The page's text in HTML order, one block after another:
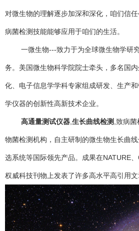
对微生物的理解逐步加深和深化，咱们信
病菌检测技能能够应用于咱们的生活。
一微生物---致力于为全球微生物学研究
务。美国微生物科学院院士牵头，多名国
化、电子信息学学科专家组成研发、生产
学仪器的创新性高新技术企业。
高通量测试仪器 生长曲线检测 ,致病
物菌检测机构，自主研制的微生物生长曲
选系统等国际领先产品。成果在NATURE
权威科技刊物上发表了许多高水平高引用文